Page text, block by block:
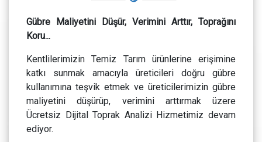
Gübre Maliyetini Düşür, Verimini Arttır, Toprağını
Koru...
Kentlilerimizin Temiz Tarım ürünlerine erişimine
katkı sunmak amacıyla üreticileri doğru gübre
kullanımına teşvik etmek ve üreticilerimizin gübre
maliyetini düşürüp, verimini arttırmak üzere
Ücretsiz Dijital Toprak Analizi Hizmetimiz devam
ediyor.